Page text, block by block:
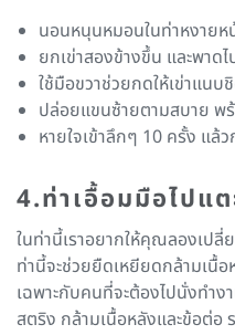
นอนหนุนหมอนในท่าหงายห
ยกเข่าสองข้างขึ้น และพาด
ใช้มือขวาช่วยกดให้เข่าแน
ปล่อยแขนซ้ายตามสบาย พ
หายใจเข้าลึกๆ 10 ครั้ง แล้
4.ท่าเอื้อมมือไปแต
ในท่านี้เราอยากให้คุณลองเปลี่
ท่านี้จะช่วยยืดเหยียดกล้ามเนื้
เฉพาะกับคนที่จะต้องไปนั่งทำง
สตริง กล้ามเนื้อหลังและข้อต่อ